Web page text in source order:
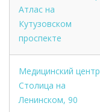
Атлас на
Кутузовском
проспекте
Медицинский центр
Столица на
Ленинском, 90